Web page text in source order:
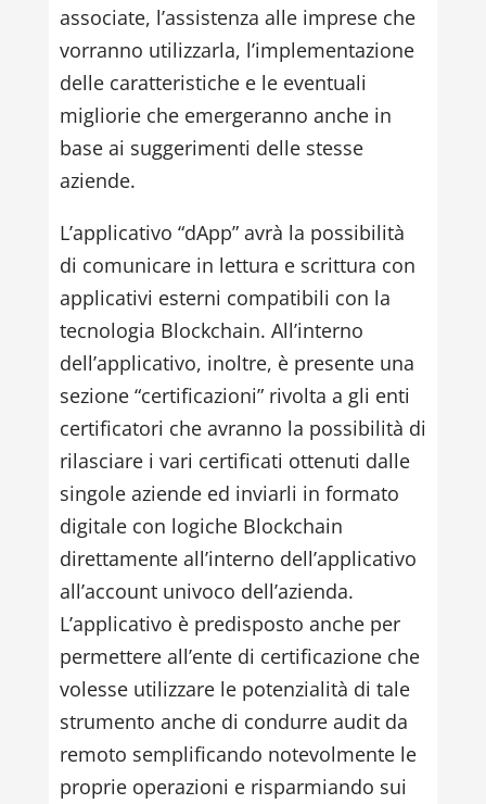
associate, l’assistenza alle imprese che
vorranno utilizzarla, l’implementazione
delle caratteristiche e le eventuali
migliorie che emergeranno anche in
base ai suggerimenti delle stesse
aziende.
L’applicativo “dApp” avrà la possibilità
di comunicare in lettura e scrittura con
applicativi esterni compatibili con la
tecnologia Blockchain. All’interno
dell’applicativo, inoltre, è presente una
sezione “certificazioni” rivolta a gli enti
certificatori che avranno la possibilità di
rilasciare i vari certificati ottenuti dalle
singole aziende ed inviarli in formato
digitale con logiche Blockchain
direttamente all’interno dell’applicativo
all’account univoco dell’azienda.
L’applicativo è predisposto anche per
permettere all’ente di certificazione che
volesse utilizzare le potenzialità di tale
strumento anche di condurre audit da
remoto semplificando notevolmente le
proprie operazioni e risparmiando sui